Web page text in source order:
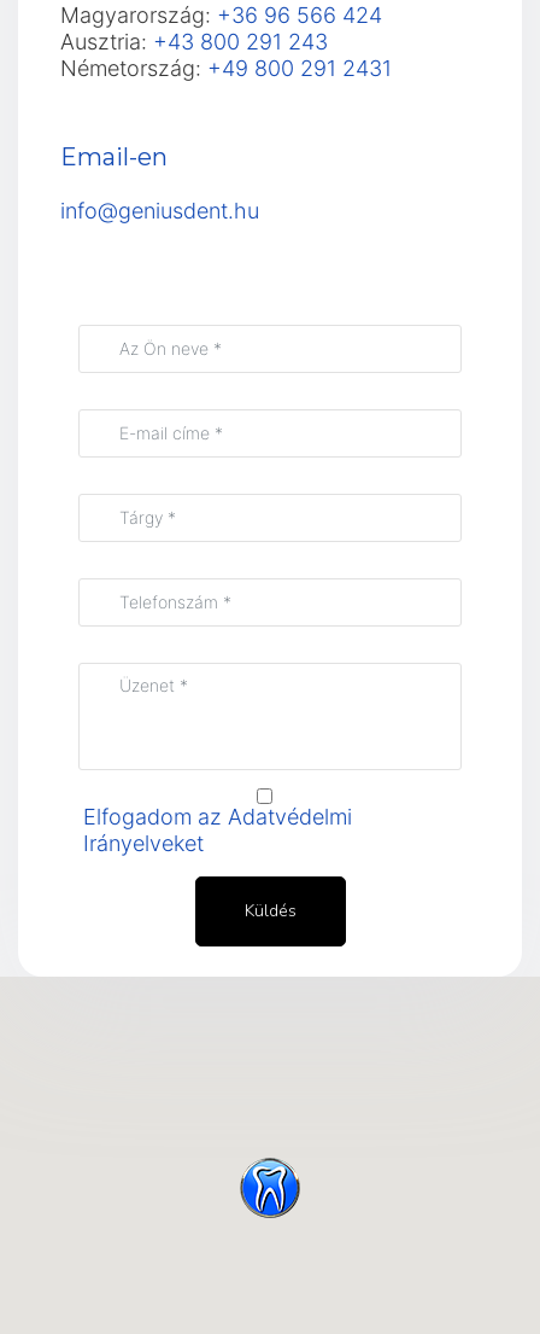
Magyarország: +36 96 566 424
Ausztria: +43 800 291 243
Németország: +49 800 291 2431
Email-en
info@geniusdent.hu
Elfogadom az Adatvédelmi
Irányelveket
Küldés